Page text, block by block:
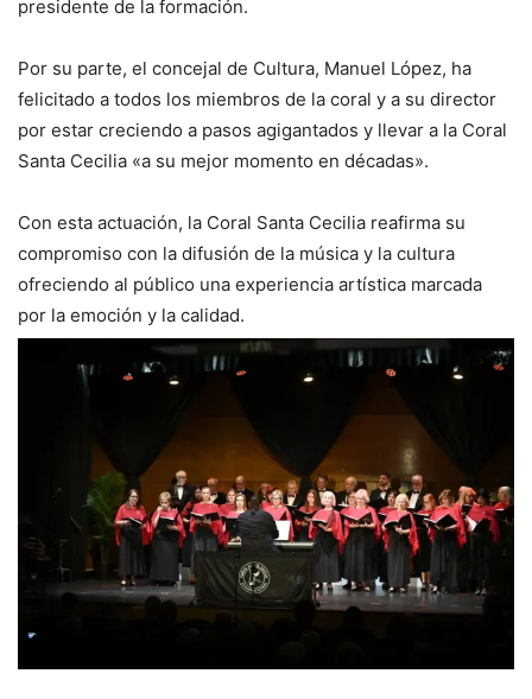
presidente de la formación.
Por su parte, el concejal de Cultura, Manuel López, ha
felicitado a todos los miembros de la coral y a su director
por estar creciendo a pasos agigantados y llevar a la Coral
Santa Cecilia «a su mejor momento en décadas».
Con esta actuación, la Coral Santa Cecilia reafirma su
compromiso con la difusión de la música y la cultura
ofreciendo al público una experiencia artística marcada
por la emoción y la calidad.